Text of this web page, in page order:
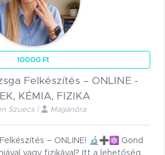
10000 Ft
Felkészítés – ONLINE -
KÉMIA, FIZIKA
Szuecs | Magánóra
– ONLINE! 🔬➕⚛️ Gond
vagy fizikával? Itt a lehetőség,